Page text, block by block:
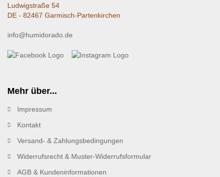
Ludwigstraße 54
DE - 82467 Garmisch-Partenkirchen
info@humidorado.de
Mehr über...
Impressum
Kontakt
Versand- & Zahlungsbedingungen
Widerrufsrecht & Muster-Widerrufsformular
AGB & Kundeninformationen